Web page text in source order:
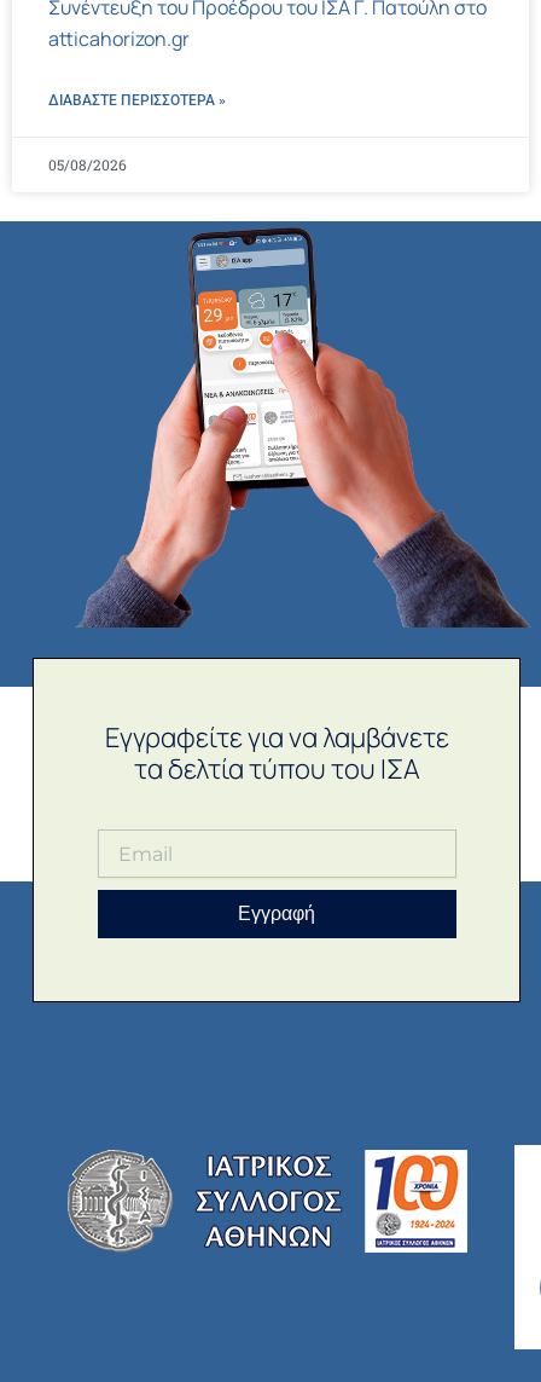
Συνέντευξη του Προέδρου του ΙΣΑ Γ. Πατούλη στο
atticahorizon.gr
ΔΙΑΒΑΣΤΕ ΠΕΡΙΣΣΌΤΕΡΑ »
05/08/2026
Εγγραφείτε για να λαμβάνετε
τα δελτία τύπου του ΙΣΑ
Εγγραφή